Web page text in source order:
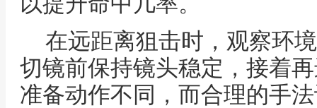
在远距离狙击时，观察环
切镜前保持镜头稳定，接着
准备动作不同，而合理的手